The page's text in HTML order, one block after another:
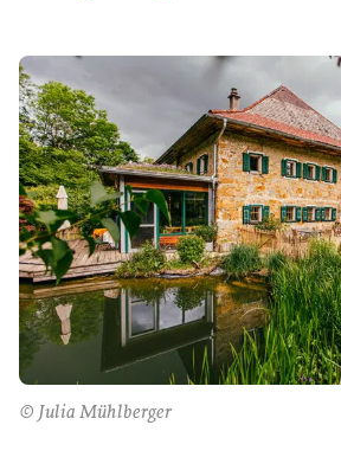
© Julia Mühlberger